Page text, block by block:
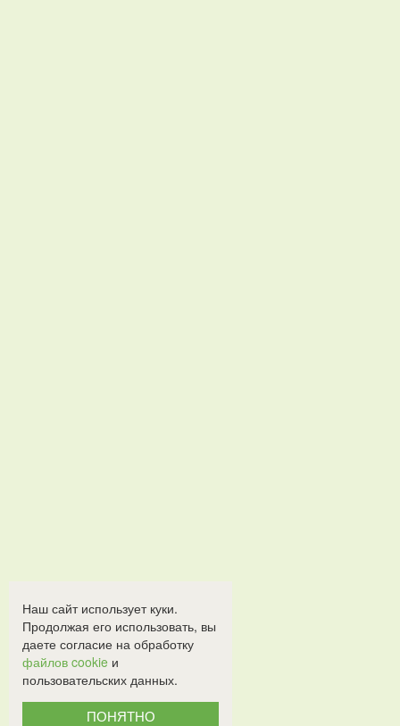
Наш сайт использует куки.
Продолжая его использовать, вы
даете согласие на обработку
файлов cookie и
пользовательских данных.
ПОНЯТНО